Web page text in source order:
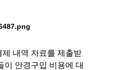
내역 자료를 제출받
이 안경구입 비용에 대